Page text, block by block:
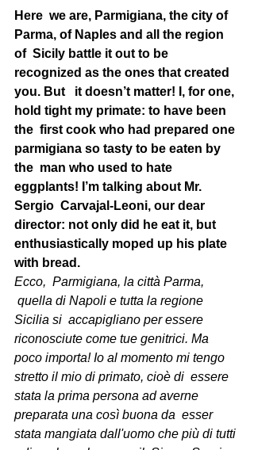
Here  we are, Parmigiana, the city of
Parma, of Naples and all the region
of  Sicily battle it out to be
recognized as the ones that created
you. But   it doesn’t matter! I, for one,
hold tight my primate: to have been
the  first cook who had prepared one
parmigiana so tasty to be eaten by
the  man who used to hate
eggplants! I’m talking about Mr.
Sergio  Carvajal-Leoni, our dear
director: not only did he eat it, but
enthusiastically moped up his plate
with bread.
Ecco,  Parmigiana, la città Parma,
quella di Napoli e tutta la regione
Sicilia si  accapigliano per essere
riconosciute come tue genitrici. Ma
poco importa! Io al momento mi tengo
stretto il mio di primato, cioè di  essere
stata la prima persona ad averne
preparata una così buona da  esser
stata mangiata dall'uomo che più di tutti